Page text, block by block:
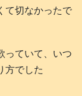
て切なかったで
っていて、いつ
方でした